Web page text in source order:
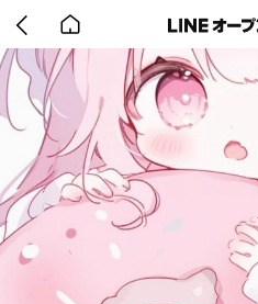
back
to
home